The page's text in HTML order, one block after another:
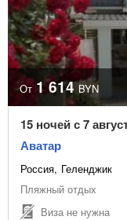
От 1 614 BYN
15 ночей с 7
Аватар
Россия Геленджик
Пляжный отдых
Виза не нужна